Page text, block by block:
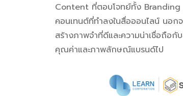
Content ที่ตอบโจทย์ทั้ง Branding
คอนเทนต์ที่ทำลงในสื่อออนไลน์ นอ
สร้างภาพจำที่ดีและความน่าเชื่อถือ
คุณค่าและภาพลักษณ์แบรนด์ไป